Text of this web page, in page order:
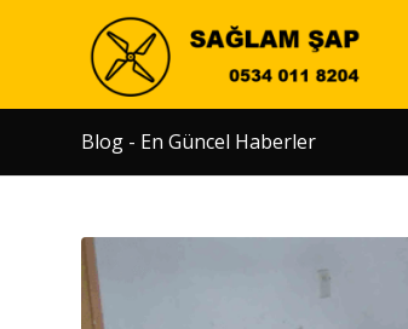
Blog - En Güncel Haberler